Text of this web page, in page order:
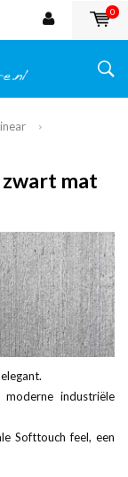
0
zwart mat
industriële
Softtouch feel, een